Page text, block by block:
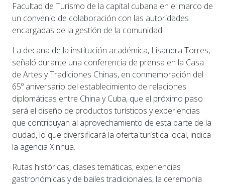
Facultad de Turismo de la capital cubana en el marco de
un convenio de colaboración con las autoridades
encargadas de la gestión de la comunidad.
La decana de la institución académica, Lisandra Torres,
señaló durante una conferencia de prensa en la Casa
de Artes y Tradiciones Chinas, en conmemoración del
65º aniversario del establecimiento de relaciones
diplomáticas entre China y Cuba, que el próximo paso
será el diseño de productos turísticos y experiencias
que contribuyan al aprovechamiento de esta parte de la
ciudad, lo que diversificará la oferta turística local, indica
la agencia Xinhua.
Rutas históricas, clases temáticas, experiencias
gastronómicas y de bailes tradicionales, la ceremonia